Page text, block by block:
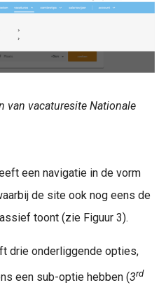
van vacaturesite Nationale
een navigatie in de vorm
de site ook nog eens de
toont (zie Figuur 3).
drie onderliggende opties,
een sub-optie hebben (3rd